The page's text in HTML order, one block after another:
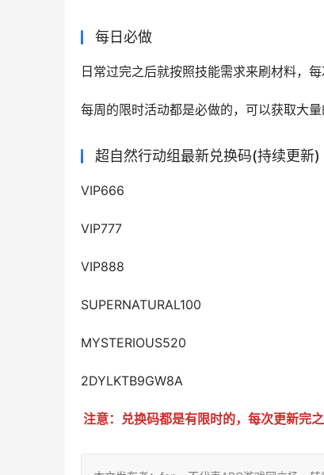
每日必做
日常过完之后就按照技能需求来刷材料，
每周的限时活动都是必做的，可以获取大
超自然行动组最新兑换码(持续更新)
VIP666
VIP777
VIP888
SUPERNATURAL100
MYSTERIOUS520
2DYLKTB9GW8A
注意：兑换码都是有限时的，每次更新完